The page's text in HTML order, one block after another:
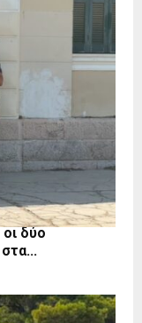
δύο